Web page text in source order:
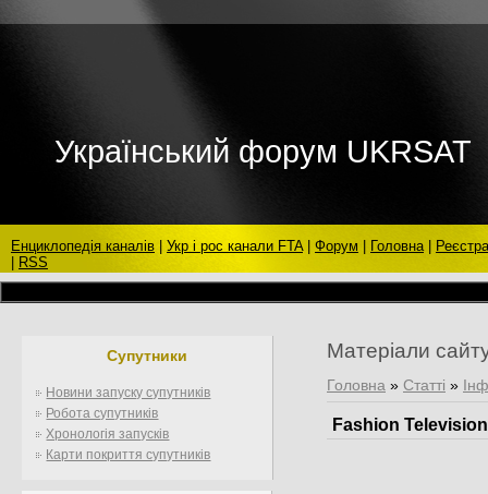
Український форум UKRSAT
Енциклопедія каналів Укр і рос канали FTA| Форум Головна|
RSS
Супутники
Новини запуску супутників
Робота супутників
Хронологія запусків
Карти покриття супутників
Матеріали
Головна » Статті »
Fashion Television